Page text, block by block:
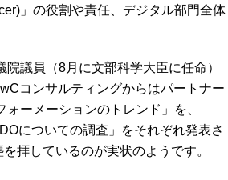
」の役割や責任、デジタル部門全体
議員（8月に文部科学大臣に任命）
コンサルティングからはパートナー
ーメーションのトレンド」を、
についての調査」をそれぞれ発表さ
拝しているのが実状のようです。